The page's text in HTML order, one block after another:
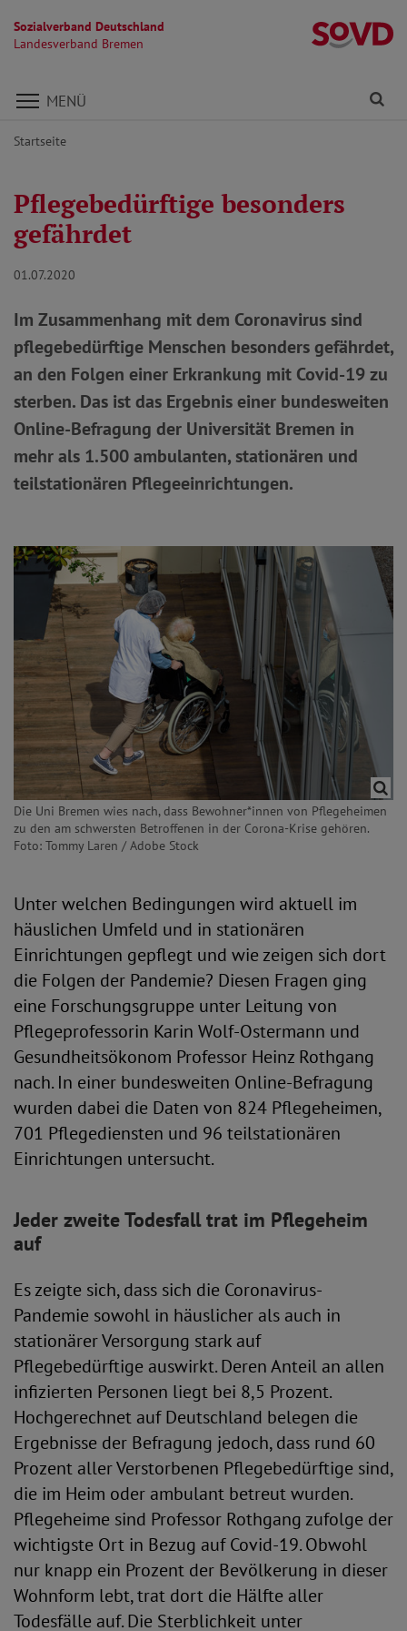
Sozialverband Deutschland
Landesverband Bremen
Direkt zu den Inhalten springen
MENÜ
Startseite
Pflegebedürftige besonders
gefährdet
01.07.2020
Im Zusammenhang mit dem Coronavirus sind
pflegebedürftige Menschen besonders gefährdet,
an den Folgen einer Erkrankung mit Covid-19 zu
sterben. Das ist das Ergebnis einer bundesweiten
Online-Befragung der Universität Bremen in
mehr als 1.500 ambulanten, stationären und
teilstationären Pflegeeinrichtungen.
Die Uni Bremen wies nach, dass Bewohner*innen von Pflegeheimen
zu den am schwersten Betroffenen in der Corona-Krise gehören.
Foto: Tommy Laren / Adobe Stock
Unter welchen Bedingungen wird aktuell im
häuslichen Umfeld und in stationären
Einrichtungen gepflegt und wie zeigen sich dort
die Folgen der Pandemie? Diesen Fragen ging
eine Forschungsgruppe unter Leitung von
Pflegeprofessorin Karin Wolf-Ostermann und
Gesundheitsökonom Professor Heinz Rothgang
nach. In einer bundesweiten Online-Befragung
wurden dabei die Daten von 824 Pflegeheimen,
701 Pflegediensten und 96 teilstationären
Einrichtungen untersucht.
Jeder zweite Todesfall trat im Pflegeheim
auf
Es zeigte sich, dass sich die Coronavirus-
Pandemie sowohl in häuslicher als auch in
stationärer Versorgung stark auf
Pflegebedürftige auswirkt. Deren Anteil an allen
infizierten Personen liegt bei 8,5 Prozent.
Hochgerechnet auf Deutschland belegen die
Ergebnisse der Befragung jedoch, dass rund 60
Prozent aller Verstorbenen Pflegebedürftige sind,
die im Heim oder ambulant betreut wurden.
Pflegeheime sind Professor Rothgang zufolge der
wichtigste Ort in Bezug auf Covid-19. Obwohl
nur knapp ein Prozent der Bevölkerung in dieser
Wohnform lebt, trat dort die Hälfte aller
Todesfälle auf. Die Sterblichkeit unter